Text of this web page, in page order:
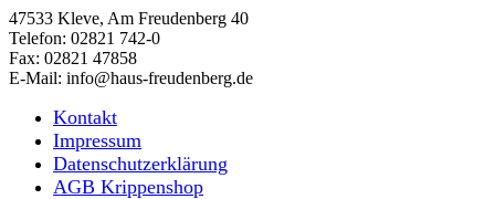
47533 Kleve, Am Freudenberg 40
Telefon: 02821 742-0
Fax: 02821 47858
E-Mail: info@haus-freudenberg.de
Kontakt
Impressum
Datenschutzerklärung
AGB Krippenshop